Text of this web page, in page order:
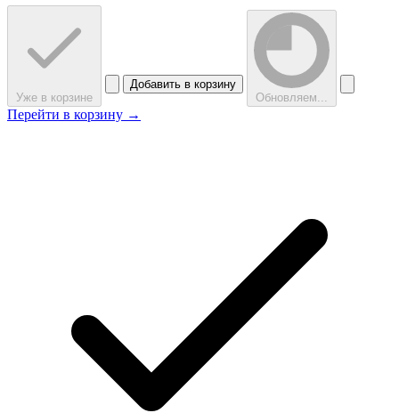
Уже в корзине
Добавить в корзину
Обновляем...
Перейти в корзину →